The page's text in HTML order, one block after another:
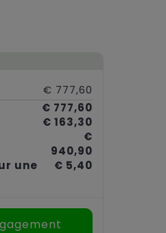
€ 777,60
€ 777,60
€ 163,30
€
940,90
une
€ 5,40